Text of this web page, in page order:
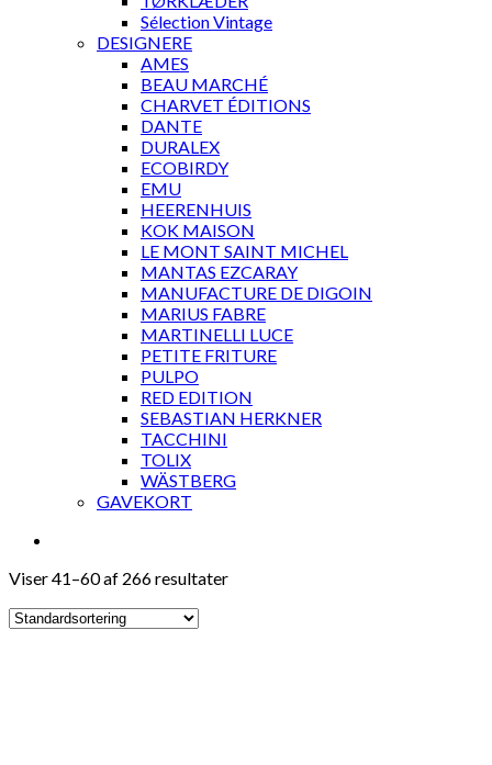
Sélection Vintage
DESIGNERE
AMES
BEAU MARCHÉ
CHARVET ÉDITIONS
DANTE
DURALEX
ECOBIRDY
EMU
HEERENHUIS
KOK MAISON
LE MONT SAINT MICHEL
MANTAS EZCARAY
MANUFACTURE DE DIGOIN
MARIUS FABRE
MARTINELLI LUCE
PETITE FRITURE
PULPO
RED EDITION
SEBASTIAN HERKNER
TACCHINI
TOLIX
WÄSTBERG
GAVEKORT
Viser 41–60 af 266 resultater